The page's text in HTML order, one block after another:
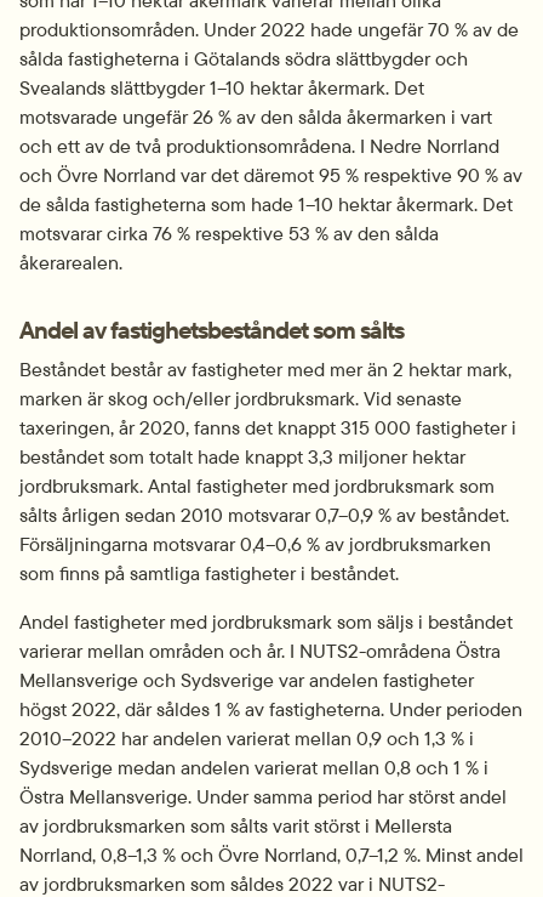
produktionsområden. Under 2022 hade ungefär 70 % av de
sålda fastigheterna i Götalands södra slättbygder och
Svealands slättbygder 1–10 hektar åkermark. Det
motsvarade ungefär 26 % av den sålda åkermarken i vart
och ett av de två produktionsområdena. I Nedre Norrland
och Övre Norrland var det däremot 95 % respektive 90 % av
de sålda fastigheterna som hade 1­­–10 hektar åkermark. Det
motsvarar cirka 76 % respektive 53 % av den sålda
åkerarealen.
Andel av fastighetsbeståndet som sålts
Beståndet består av fastigheter med mer än 2 hektar mark,
marken är skog och/eller jordbruksmark. Vid senaste
taxeringen, år 2020, fanns det knappt 315 000 fastigheter i
beståndet som totalt hade knappt 3,3 miljoner hektar
jordbruksmark. Antal fastigheter med jordbruksmark som
sålts årligen sedan 2010 motsvarar 0,7–0,9 % av beståndet.
Försäljningarna motsvarar 0,4–0,6 % av jordbruksmarken
som finns på samtliga fastigheter i beståndet.
Andel fastigheter med jordbruksmark som säljs i beståndet
varierar mellan områden och år. I NUTS2-områdena Östra
Mellansverige och Sydsverige var andelen fastigheter
högst 2022, där såldes 1 % av fastigheterna. Under perioden
2010–2022 har andelen varierat mellan 0,9 och 1,3 % i
Sydsverige medan andelen varierat mellan 0,8 och 1 % i
Östra Mellansverige. Under samma period har störst andel
av jordbruksmarken som sålts varit störst i Mellersta
Norrland, 0,8–1,3 % och Övre Norrland, 0,7–1,2 %. Minst andel
av jordbruksmarken som såldes 2022 var i NUTS2-